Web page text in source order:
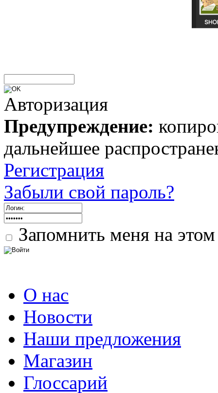
Авторизация
Предупреждение:
дальнейшее
Регистрация
Забыли свой пароль?
Запомнить меня на
О нас
Новости
Наши предложения
Магазин
Глоссарий